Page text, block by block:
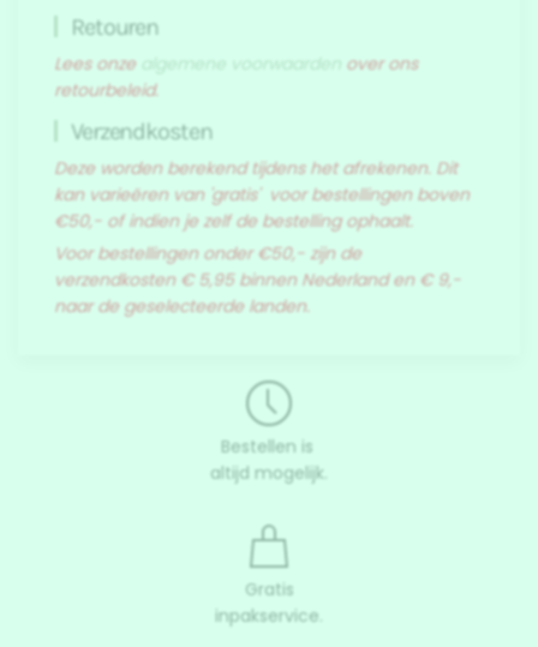
Retouren
Lees onze
over ons
retourbeleid.
Verzendkosten
Deze worden berekend tijdens het afrekenen. Dit
kan varieëren van 'gratis' voor bestellingen boven
€50,- of indien je zelf de bestelling ophaalt.
Voor bestellingen onder €50,- zijn de
verzendkosten € 5,95 binnen Nederland en € 9,-
naar de geselecteerde landen.
Bestellen is
altijd mogelijk.
Gratis
inpakservice.